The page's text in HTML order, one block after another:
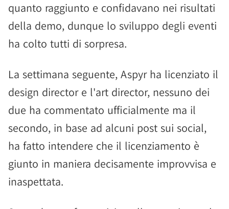
quanto raggiunto e confidavano nei risultati
della demo, dunque lo sviluppo degli eventi
ha colto tutti di sorpresa.
La settimana seguente, Aspyr ha licenziato il
design director e l'art director, nessuno dei
due ha commentato ufficialmente ma il
secondo, in base ad alcuni post sui social,
ha fatto intendere che il licenziamento è
giunto in maniera decisamente improvvisa e
inaspettata.